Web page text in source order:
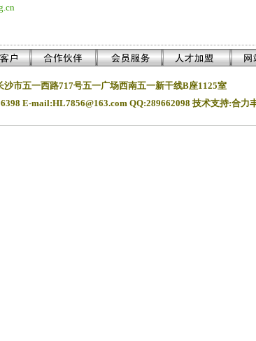
沙市五一西路717号五一广场西南五一新干线B座1125室
E-mail:HL7856@163.comQQ:289662098 技术支持:合力